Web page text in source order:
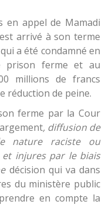
en appel de Mamadi
arrivé à son terme
a été condamné en
prison ferme et au
millions de francs
réduction de peine.
ferme par la Cour
, diffusion de
nature raciste ou
et injures par le biais
décision qui va dans
du ministère public
en compte la